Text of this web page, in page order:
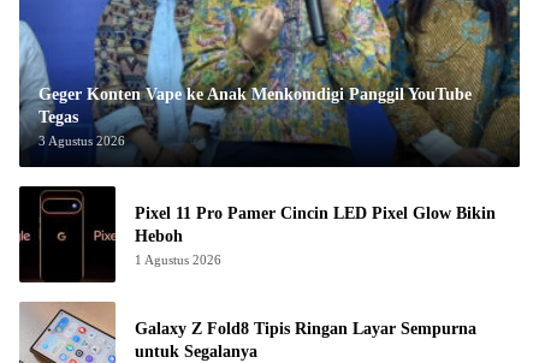
Geger Konten Vape ke Anak Menkomdigi Panggil YouTube
Tegas
3 Agustus 2026
Pixel 11 Pro Pamer Cincin LED Pixel Glow Bikin
Heboh
1 Agustus 2026
Galaxy Z Fold8 Tipis Ringan Layar Sempurna
untuk Segalanya